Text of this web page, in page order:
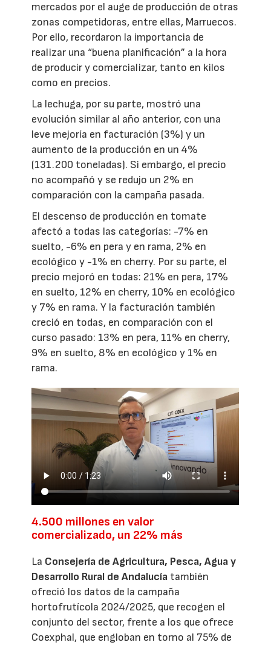
mercados por el auge de producción de otras
zonas competidoras, entre ellas, Marruecos.
Por ello, recordaron la importancia de
realizar una “buena planificación” a la hora
de producir y comercializar, tanto en kilos
como en precios.
La lechuga, por su parte, mostró una
evolución similar al año anterior, con una
leve mejoría en facturación (3%) y un
aumento de la producción en un 4%
(131.200 toneladas). Si embargo, el precio
no acompañó y se redujo un 2% en
comparación con la campaña pasada.
El descenso de producción en tomate
afectó a todas las categorías: -7% en
suelto, -6% en pera y en rama, 2% en
ecológico y -1% en cherry. Por su parte, el
precio mejoró en todas: 21% en pera, 17%
en suelto, 12% en cherry, 10% en ecológico
y 7% en rama. Y la facturación también
creció en todas, en comparación con el
curso pasado: 13% en pera, 11% en cherry,
9% en suelto, 8% en ecológico y 1% en
rama.
4.500 millones en valor
comercializado, un 22% más
La Consejería de Agricultura, Pesca, Agua y
Desarrollo Rural de Andalucía también
ofreció los datos de la campaña
hortofrutícola 2024/2025, que recogen el
conjunto del sector, frente a los que ofrece
Coexphal, que engloban en torno al 75% de